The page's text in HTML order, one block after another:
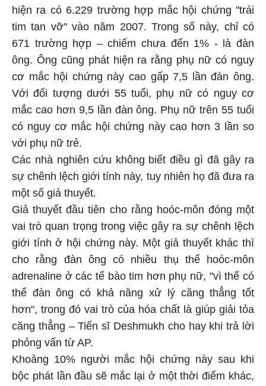
hiện ra có 6.229 trường hợp mắc hội chứng "trái
tim tan vỡ" vào năm 2007. Trong số này, chỉ có
671 trường hợp – chiếm chưa đến 1% - là đàn
ông. Ông cũng phát hiện ra rằng phụ nữ có nguy
cơ mắc hội chứng này cao gấp 7,5 lần đàn ông.
Với đối tượng dưới 55 tuổi, phụ nữ có nguy cơ
mắc cao hơn 9,5 lần đàn ông. Phụ nữ trên 55 tuổi
có nguy cơ mắc hội chứng này cao hơn 3 lần so
với phụ nữ trẻ.
Các nhà nghiên cứu không biết điều gì đã gây ra
sự chênh lệch giới tính này, tuy nhiên họ đã đưa ra
một số giả thuyết.
Giả thuyết đầu tiên cho rằng hoóc-môn đóng một
vai trò quan trọng trong việc gây ra sự chênh lệch
giới tính ở hội chứng này. Một giả thuyết khác thì
cho rằng đàn ông có nhiều thụ thể hoóc-môn
adrenaline ở các tế bào tim hơn phụ nữ, "vì thế có
thể đàn ông có khả năng xử lý căng thẳng tốt
hơn", trong đó vai trò của hóa chất là giúp giải tỏa
căng thẳng – Tiến sĩ Deshmukh cho hay khi trả lời
phỏng vấn từ AP.
Khoảng 10% người mắc hội chứng này sau khi
bộc phát lần đầu sẽ mắc lại ở một thời điểm khác,